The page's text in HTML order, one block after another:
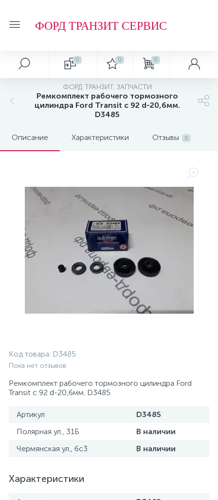
ФОРД ТРАНЗИТ СЕРВИС
0 0 0
ФОРД ТРАНЗИТ. ЗАПЧАСТИ
Ремкомплект рабочего тормозного
цилиндра Ford Transit с 92 d-20,6мм.
D3485
Описание Характеристики Отзывы 0
Код товара: D3485
Пока нет отзывов
Ремкомплект рабочего тормозного цилиндра Ford
Transit с 92 d-20,6мм. D3485
Артикул
D3485
Полярная ул., 31Б
В наличии
Чермянская ул., 6с3
В наличии
Характеристики